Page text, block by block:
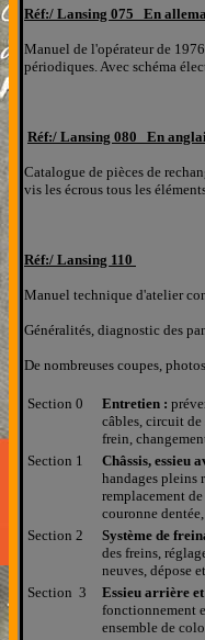
Réf:/ Lansing 075 En
Manuel de l'opérateur de
périodiques. Avec schéma
Réf:/ Lansing 080 En
Catalogue de pièces de
vis les écrous tous les
Réf:/ Lansing 110
Manuel technique d'atelier
Généralités, diagnostic des
De nombreuses coupes,
Section 0 Entretien :
câbles, circuit
frein,
Section 1 Châssis, essieu
handages pleins
remplacement
couronne
Section 2 Système de
des freins,
neuves, dépose
Section 3
Essieu arrière
fonctionnement
ensemble de